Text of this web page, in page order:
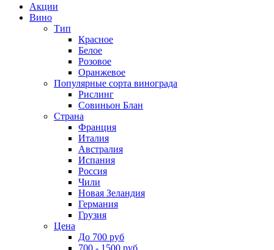
Акции
Вино
Тип
Красное
Белое
Розовое
Оранжевое
Популярные сорта винограда
Рислинг
Совиньон Блан
Страна
Франция
Италия
Австралия
Испания
Россия
Чили
Новая Зеландия
Германия
Грузия
Цена
До 700 руб
700 - 1500 руб